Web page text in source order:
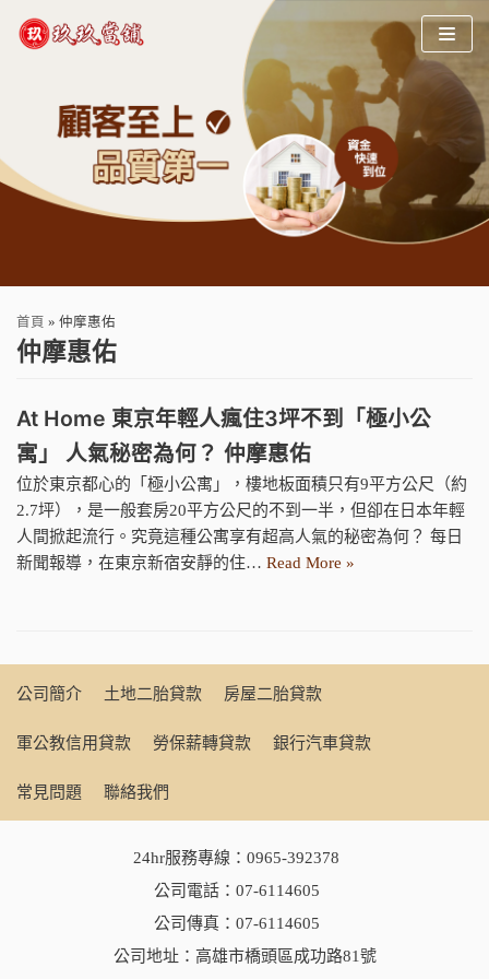
content
首頁 » 仲摩惠佑
仲摩惠佑
At Home 東京年輕人瘋住3坪不到「極小公
寓」 人氣秘密為何？ 仲摩惠佑
位於東京都心的「極小公寓」，樓地板面積只有9平方公尺（約
2.7坪），是一般套房20平方公尺的不到一半，但卻在日本年輕
人間掀起流行。究竟這種公寓享有超高人氣的秘密為何？ 每日
新聞報導，在東京新宿安靜的住… Read More »
公司簡介 土地二胎貸款 房屋二胎貸款
軍公教信用貸款 勞保薪轉貸款 銀行汽車貸款
常見問題 聯絡我們
24hr服務專線： 0965-392378
公司電話： 07-6114605
公司傳真：07-6114605
公司地址：高雄市橋頭區成功路81號